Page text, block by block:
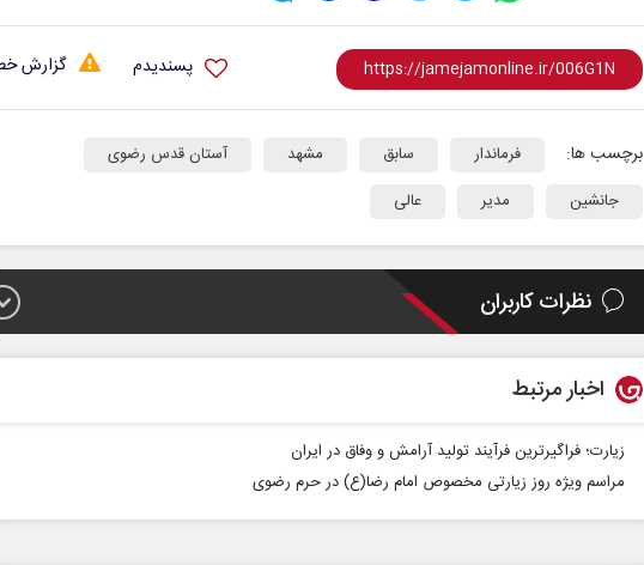
گزارش پسندیدم
برچسب ها: فرماندار سابق مشهد
آستان قدس رضوی
جانشین
مدیر عالی
نظرات کاربران
اخبار مرتبط
زیارت؛ فراگیرترین فرآیند تولید آرامش و وفاق در ایران
مراسم وی‍ژه روز زیارتی مخصوص امام رضا(ع) در حرم رضوی